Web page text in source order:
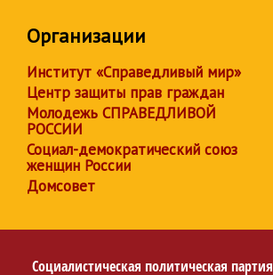
Организации
Институт «Справедливый мир»
Центр защиты прав граждан
Молодежь СПРАВЕДЛИВОЙ
РОССИИ
Социал-демократический союз
женщин России
Домсовет
Социалистическая политическая партия